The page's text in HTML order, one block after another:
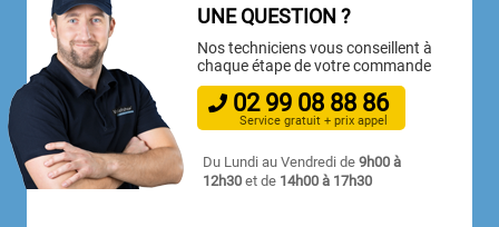
UNE QUESTION ?
Nos techniciens vous conseillent à
chaque étape de votre commande
02 99 08 88 86
Service gratuit + prix appel
Du Lundi au Vendredi de9h00 à
12h30 et de 14h00 à 17h30